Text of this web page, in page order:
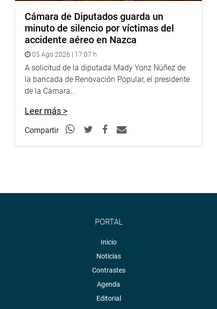
Cámara de Diputados guarda un
minuto de silencio por víctimas del
accidente aéreo en Nazca
05 Ago 2026 | 17:07 h
A solicitud de la diputada Mady Yonz Núñez de
la bancada de Renovación Popular, el presidente
de la Cámara...
Leer más >
Compartir
PORTAL
Inicio
Noticias
Contrastes
Agenda
Editorial